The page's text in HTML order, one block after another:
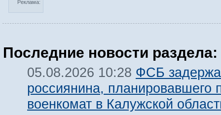
Реклама:
Последние новости раздела:
05.08.2026 10:28 ФСБ
россиянина, планировавшего
военкомат в Калужской